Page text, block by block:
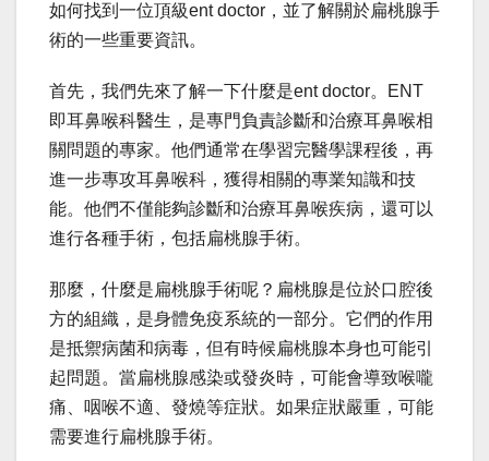
如何找到一位頂級ent doctor，並了解關於扁桃腺手
術的一些重要資訊。
首先，我們先來了解一下什麼是ent doctor。ENT
即耳鼻喉科醫生，是專門負責診斷和治療耳鼻喉相
關問題的專家。他們通常在學習完醫學課程後，再
進一步專攻耳鼻喉科，獲得相關的專業知識和技
能。他們不僅能夠診斷和治療耳鼻喉疾病，還可以
進行各種手術，包括扁桃腺手術。
那麼，什麼是扁桃腺手術呢？扁桃腺是位於口腔後
方的組織，是身體免疫系統的一部分。它們的作用
是抵禦病菌和病毒，但有時候扁桃腺本身也可能引
起問題。當扁桃腺感染或發炎時，可能會導致喉嚨
痛、咽喉不適、發燒等症狀。如果症狀嚴重，可能
需要進行扁桃腺手術。